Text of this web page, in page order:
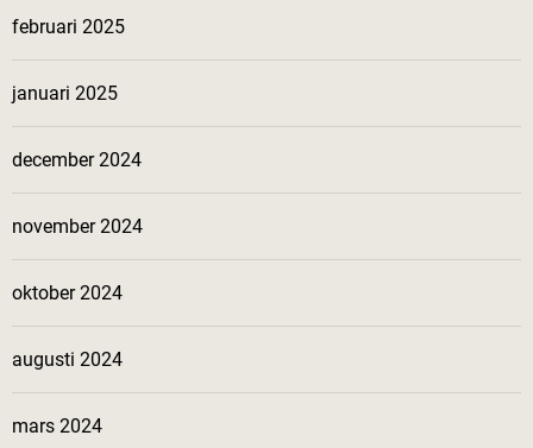
februari 2025
januari 2025
december 2024
november 2024
oktober 2024
augusti 2024
mars 2024